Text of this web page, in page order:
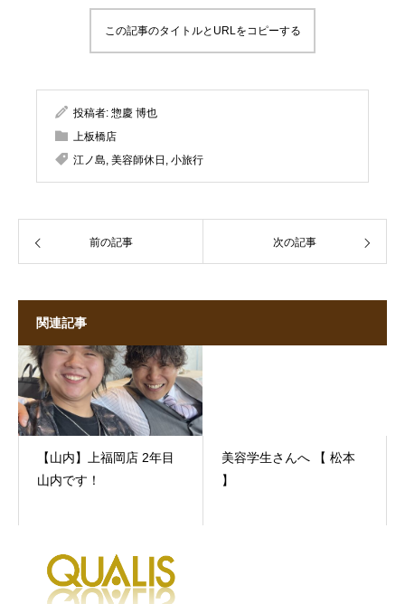
この記事のタイトルとURLをコピーする
投稿者: 惣慶 博也
上板橋店
江ノ島, 美容師休日 , 小旅行
前の記事 次の記事
関連記事
【山内】上福岡店 2年目
山内です！
美容学生さんへ 【 松本
】